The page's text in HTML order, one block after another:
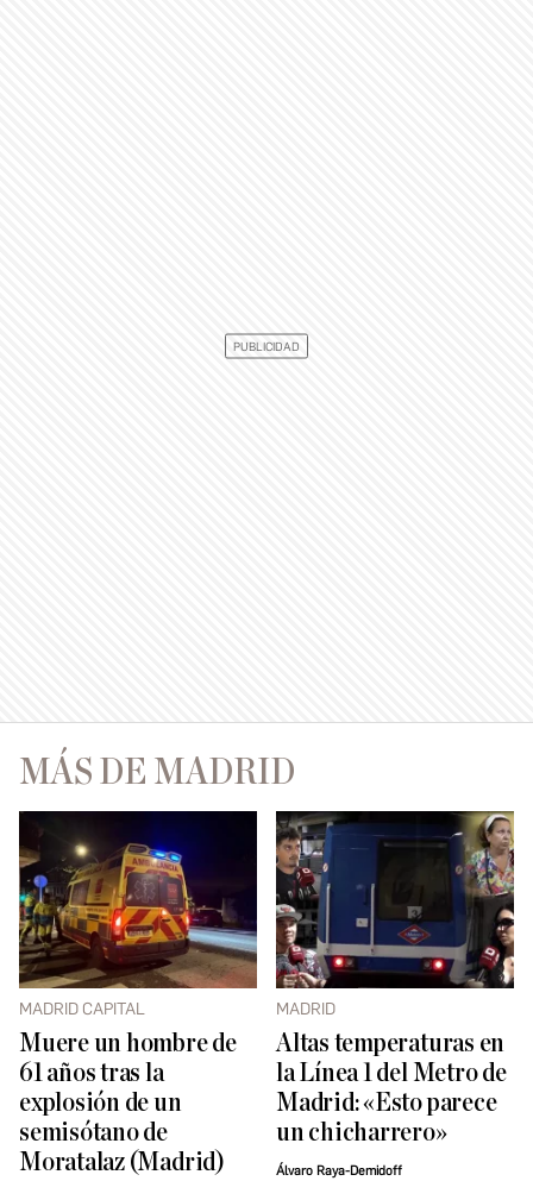
MÁS DE MADRID
MADRID CAPITAL
Muere un hombre de
61 años tras la
explosión de un
semisótano de
Moratalaz (Madrid)
MADRID
Altas temperaturas en
la Línea 1 del Metro de
Madrid: «Esto parece
un chicharrero»
Álvaro Raya-Demidoff